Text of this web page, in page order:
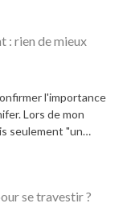
: rien de mieux
l'importance
Lors de mon
seulement "un…
se travestir ?